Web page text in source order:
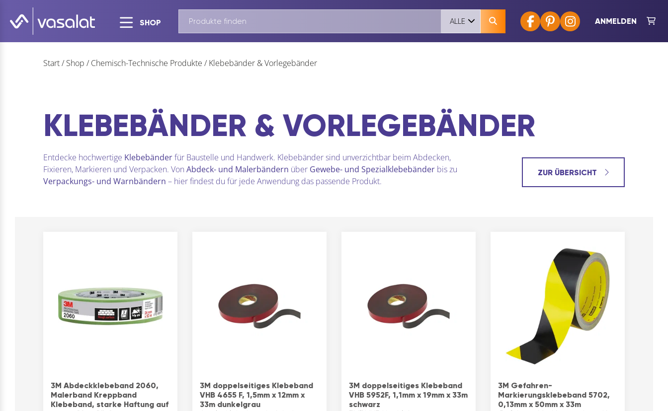
SHOP ANMELDEN
ALLE
Start/ Shop / Chemisch-Technische Produkte / Klebebänder & Vorlegebänder
KLEBEBÄNDER & VORLEGEBÄNDER
Entdecke hochwertige Klebebänderfür Baustelle und Handwerk. Klebebänder sind unverzichtbar beim Abdecken,
Fixieren, Markieren und Verpacken. Von Abdeck- und Malerbändern über Gewebe- und Spezialklebebänder bis zu
Verpackungs- und Warnbändern – hier findest du für jede Anwendung das passende Produkt.
ZUR ÜBERSICHT
3M Abdeckklebeband 2060,
Malerband Kreppband
Klebeband, starke Haftung auf
3M doppelseitiges Klebeband
VHB 4655 F, 1,5mm x 12mm x
33m dunkelgrau
3M doppelseitiges Klebeband
VHB 5952F, 1,1mm x 19mm x 33m
schwarz
3M Gefahren-
Markierungsklebeband 5702,
0,13mm x 50mm x 33m